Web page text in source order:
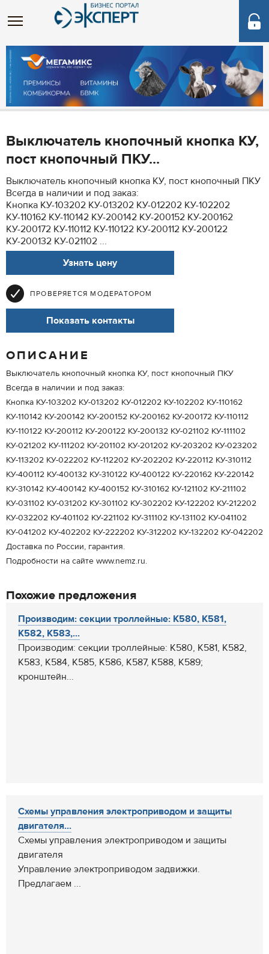
Выключатель кнопочный кнопка КУ,
пост кнопочный ПКУ...
Выключатель кнопочный кнопка КУ, пост кнопочный ПКУ
Всегда в наличии и под заказ:
Кнопка КУ-103202 КУ-013202 КУ-012202 КУ-102202
КУ-110162 КУ-110142 КУ-200142 КУ-200152 КУ-200162
КУ-200172 КУ-110112 КУ-110122 КУ-200112 КУ-200122
КУ-200132 КУ-021102 ...
Узнать цену
ПРОВЕРЯЕТСЯ МОДЕРАТОРОМ
Показать контакты
ОПИСАНИЕ
Выключатель кнопочный кнопка КУ, пост кнопочный ПКУ
Всегда в наличии и под заказ:
Кнопка КУ-103202 КУ-013202 КУ-012202 КУ-102202 КУ-110162
КУ-110142 КУ-200142 КУ-200152 КУ-200162 КУ-200172 КУ-110112
КУ-110122 КУ-200112 КУ-200122 КУ-200132 КУ-021102 КУ-111102
КУ-021202 КУ-111202 КУ-201102 КУ-201202 КУ-203202 КУ-023202
КУ-113202 КУ-022202 КУ-112202 КУ-202202 КУ-220112 КУ-310112
КУ-400112 КУ-400132 КУ-310122 КУ-400122 КУ-220162 КУ-220142
КУ-310142 КУ-400142 КУ-400152 КУ-310162 КУ-121102 КУ-211102
КУ-031102 КУ-031202 КУ-301102 КУ-302202 КУ-122202 КУ-212202
КУ-032202 КУ-401102 КУ-221102 КУ-311102 КУ-131102 КУ-041102
КУ-041202 КУ-402202 КУ-222202 КУ-312202 КУ-132202 КУ-042202
Доставка по России, гарантия.
Подробности на сайте www.nemz.ru.
Похожие предложения
Производим: секции троллейные: К580, К581,
К582, К583,...
Производим: секции троллейные: К580, К581, К582,
К583, К584, К585, К586, К587, К588, К589;
кронштейн...
Схемы управления электроприводом и защиты
двигателя...
Схемы управления электроприводом и защиты
двигателя
Управление электроприводом задвижки.
Предлагаем ...